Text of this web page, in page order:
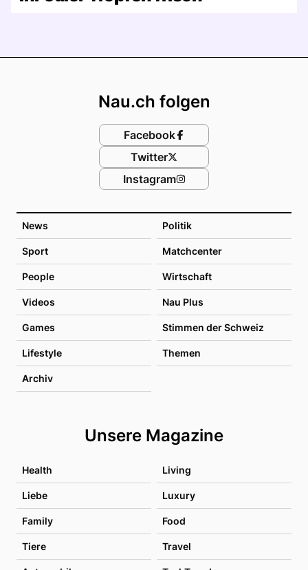
News Politik
Sport Matchcenter
People Wirtschaft
Videos Nau Plus
Games Stimmen der Schweiz
Lifestyle Themen
Archiv
Unsere Magazine
Health Living
Liebe Luxury
Family Food
Tiere Travel
Nau.ch folgen
Facebook
Twitter
Instagram